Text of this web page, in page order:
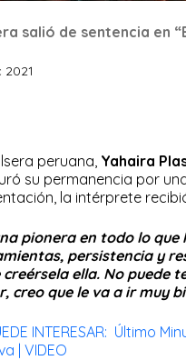
salió de sentencia en
2021
peruana, Yahaira
su permanencia por
la intérprete
pionera en todo lo
persistencia y
creérsela ella. No puede
creo que le va a ir muy
INTERESAR: Último
| VIDEO